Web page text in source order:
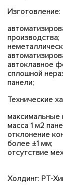
Изготовление:
производства;
автоклавное
сплошной
панели;
Технические
максимальные
масса 1 м2
отклонение
более ±1 мм;
отсутствие
Холдинг: РТ-